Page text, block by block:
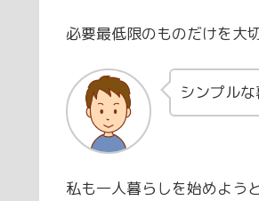
必要最低限のものだけを大
シンプルな
私も一人暮らしを始めよう